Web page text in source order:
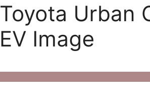
Toyota Urban
EV Image